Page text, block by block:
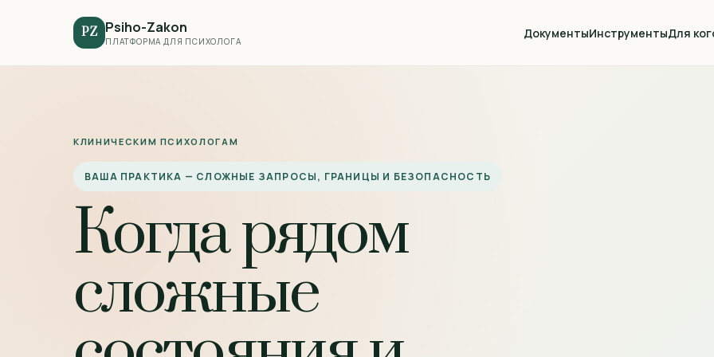
PZ Psiho-Zakon
ПЛАТФОРМА ДЛЯ ПСИХОЛОГА
ДокументыИнструментыДля
КЛИНИЧЕСКИМ ПСИХОЛОГАМ
ВАША ПРАКТИКА — СЛОЖНЫЕ ЗАПРОСЫ, ГРАНИЦЫ И БЕЗОПАСНОСТЬ
Когда рядом
сложные